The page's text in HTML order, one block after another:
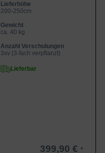
Lieferhöhe
200-250cm
Gewicht
ca. 40 kg
Anzahl Verschulungen
3xv (3-fach verpflanzt)
Lieferbar
399,90 €